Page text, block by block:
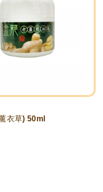
衣草) 50ml